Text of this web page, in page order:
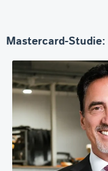
Mastercard-